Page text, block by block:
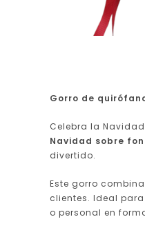
Gorro de
Celebra la
Navidad sobre
divertido.
Este gorro
clientes. Ideal
o personal en